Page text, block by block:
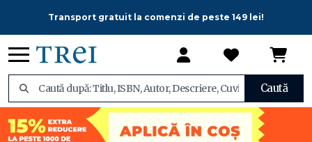
Transport gratuit la comenzi de peste 149 lei!
Caută